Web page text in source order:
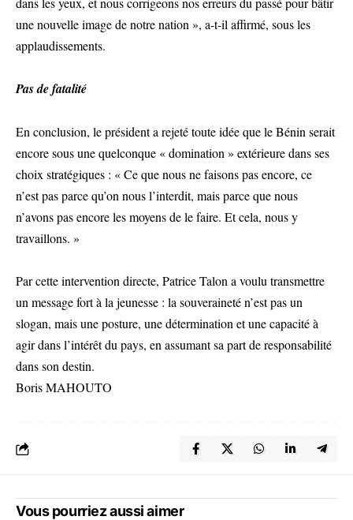
une nouvelle image de notre nation », a-t-il affirmé, sous les
applaudissements.
Pas de fatalité
En conclusion, le président a rejeté toute idée que le Bénin serait
encore sous une quelconque « domination » extérieure dans ses
choix stratégiques : « Ce que nous ne faisons pas encore, ce
n’est pas parce qu’on nous l’interdit, mais parce que nous
n’avons pas encore les moyens de le faire. Et cela, nous y
travaillons. »
Par cette intervention directe, Patrice Talon a voulu transmettre
un message fort à la jeunesse : la souveraineté n’est pas un
slogan, mais une posture, une détermination et une capacité à
agir dans l’intérêt du pays, en assumant sa part de responsabilité
dans son destin.
Boris MAHOUTO
Vous pourriez aussi aimer